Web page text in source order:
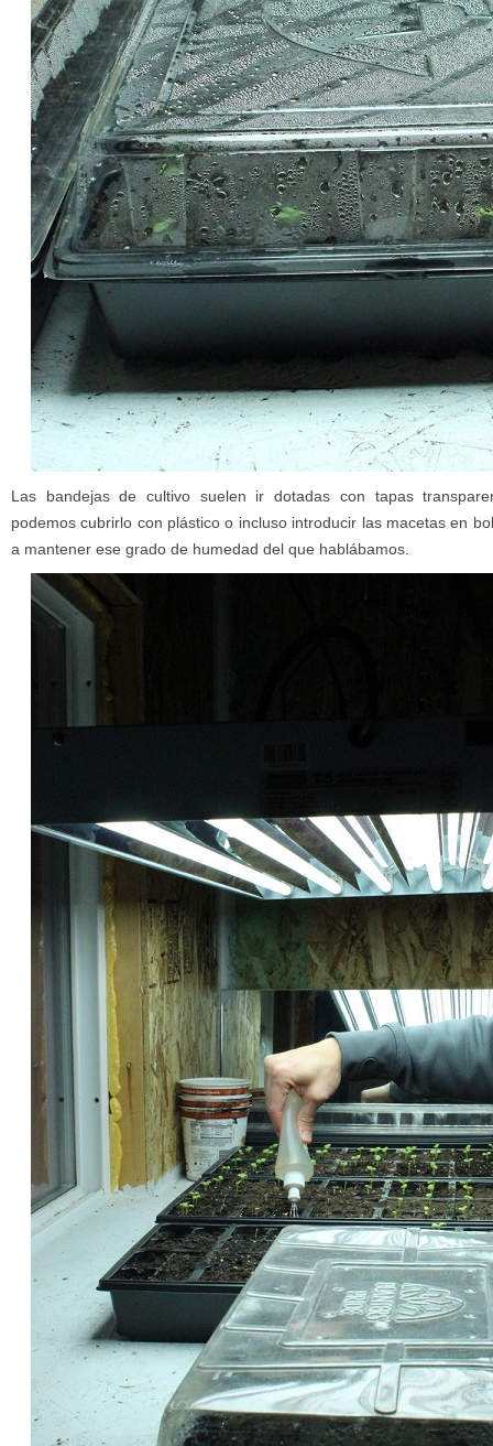
Las bandejas de cultivo suelen ir dotadas con tapas
podemos cubrirlo con plástico o incluso introducir las macetas en
a mantener ese grado de humedad del que hablábamos.